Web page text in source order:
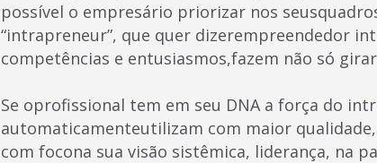
possível o empresário priorizar nos
“intrapreneur”, que quer dizerempreendedor
competências e entusiasmos,fazem não só
Se oprofissional tem em seu DNA a força do
automaticamenteutilizam com maior
com focona sua visão sistêmica, liderança, na